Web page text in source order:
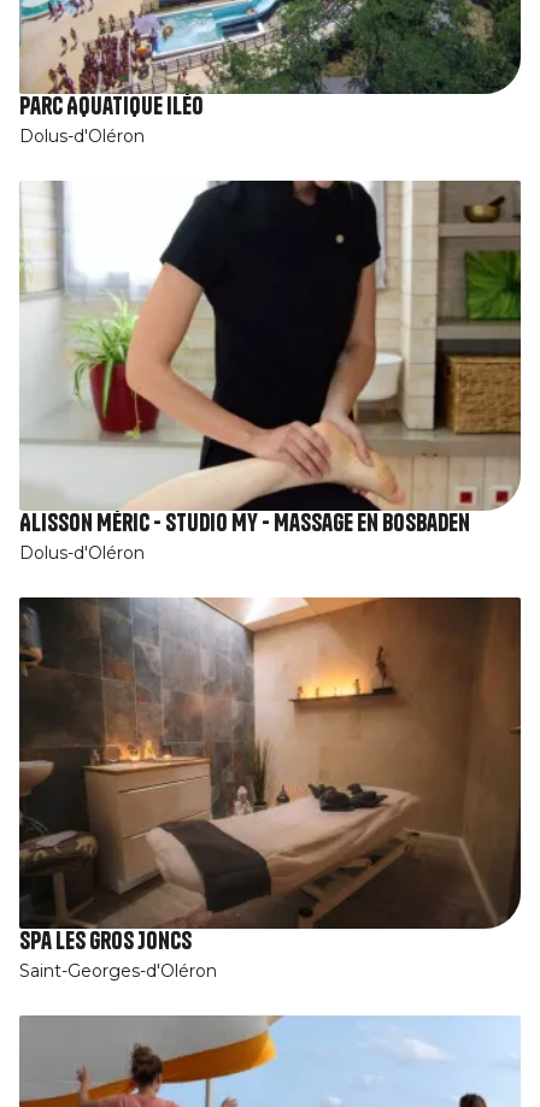
Parc Aquatique Iléo
Dolus-d'Oléron
Alisson Méric - Studio My - Massage en Bosbaden
Dolus-d'Oléron
Spa Les Gros Joncs
Saint-Georges-d'Oléron